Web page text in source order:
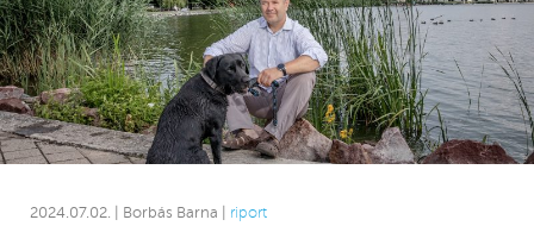
2024.07.02. | Borbás Barna | riport